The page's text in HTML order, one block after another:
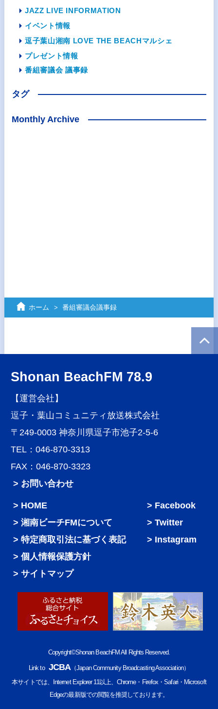
JAZZ LIVE INFORMATION
イベント情報
逗子葉山湘南 LOVE THE BEACHマルシェ
プレゼント情報
番組審議会 議事録
タグ
Monthly Archive
ホーム 番組審議会議事録
Shonan BeachFM 78.9
【運営会社】
逗子・葉山コミュニティ放送株式会社
〒249-0003 神奈川県逗子市池子2-5-6
TEL：046-870-3313
FAX：046-870-3323
> お問い合わせ
HOME
湘南ビーチFMについて
特定商取引法に基づく表記
個人情報保護方針
サイトマップ
Facebook
Twitter
Instagram
Copyright©Shonan BeachFM All Rights Reserved.
Link to JCBA（Japan Community Broadcasting Association）
本サイトでは、Internet Explorer 11以上、Chrome・Firefox・Safari・Microsoft
Edgeの最新版での閲覧を推奨しております。